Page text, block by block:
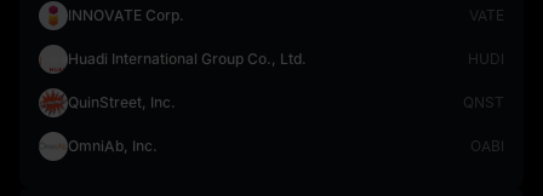
INNOVATE Corp. VATE
Huadi International Group Co., Ltd. HUDI
QuinStreet, Inc. QNST
OmniAb, Inc. OABI